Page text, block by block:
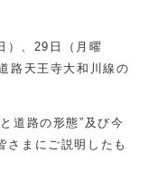
）、29日（月曜
路天王寺大和川線の
道路の形態”及び今
さまにご説明したも